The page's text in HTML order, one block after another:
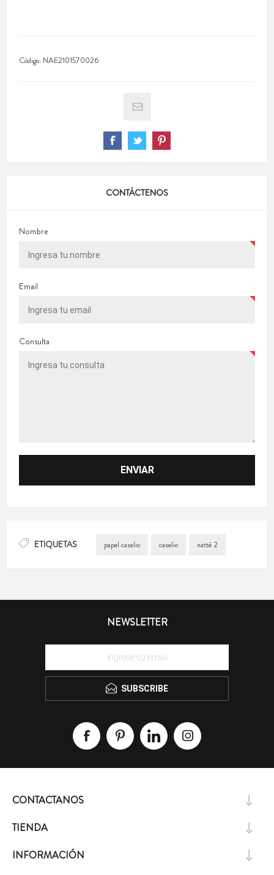
Código: NAE2101570026
CONTÁCTENOS
Nombre
Email
Consulta
ETIQUETAS papel caselio caselio natté 2
NEWSLETTER
SUBSCRIBE
CONTACTANOS
TIENDA
INFORMACIÓN